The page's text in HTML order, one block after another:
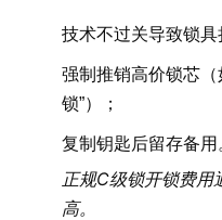
技术不过关导致锁具
强制推销高价锁芯
锁”）；
复制钥匙后留存备用
正规C级锁开锁费
高。